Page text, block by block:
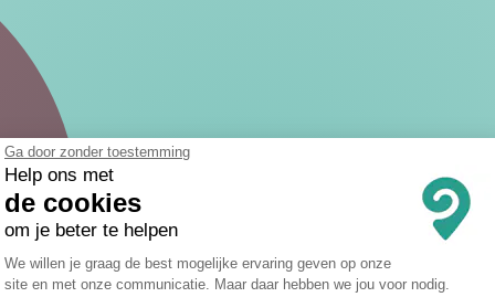
Ga door zonder toestemming
Help ons met
de cookies
om je beter te helpen
Toestemmingsbeheerplatform:
We willen je graag de best mogelijke ervaring geven op onze
site en met onze communicatie. Maar daar hebben we jou voor nodig.